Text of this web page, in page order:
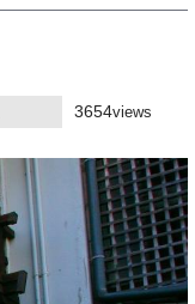
3654views